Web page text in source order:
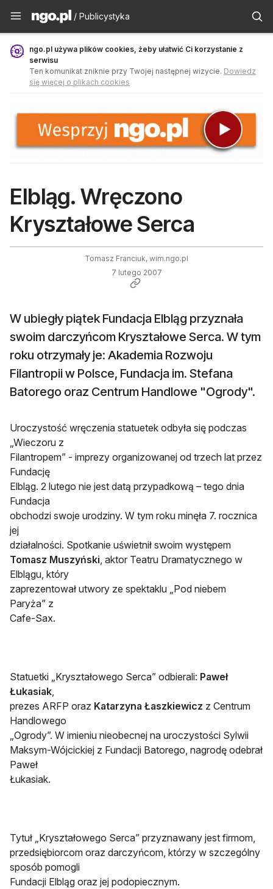
Publicystyka - ngo.pl
/ Publicystyka
ngo.pl używa plików cookies, żeby ułatwić Ci korzystanie z
serwisu
Ten komunikat zniknie przy Twojej następnej wizycie. Dowiedz
się więcej o plikach cookies
Elbląg. Wręczono
Kryształowe Serca
Tomasz Franciuk, wim.ngo.pl
7 lutego 2007
W ubiegły piątek Fundacja Elbląg przyznała
swoim darczyńcom Kryształowe Serca. W tym
roku otrzymały je: Akademia Rozwoju
Filantropii w Polsce, Fundacja im. Stefana
Batorego oraz Centrum Handlowe "Ogrody".
Uroczystość wręczenia statuetek odbyła się podczas
„Wieczoru z
Filantropem” - imprezy organizowanej od trzech lat przez
Fundację
Elbląg. 2 lutego nie jest datą przypadkową – tego dnia
Fundacja
obchodzi swoje urodziny. W tym roku minęła 7. rocznica
jej
działalności. Spotkanie uświetnił swoim występem
Tomasz Muszyński, aktor Teatru Dramatycznego w
Elblągu, który
zaprezentował utwory ze spektaklu „Pod niebem
Paryża” z
Cafe-Sax.
Statuetki „Kryształowego Serca” odbierali: Paweł
Łukasiak,
prezes ARFP oraz Katarzyna Łaszkiewicz z Centrum
Handlowego
„Ogrody”. W imieniu nieobecnej na uroczystości Sylwii
Maksym-Wójcickiej z Fundacji Batorego, nagrodę odebrał
Paweł
Łukasiak.
Tytuł „Kryształowego Serca” przyznawany jest firmom,
przedsiębiorcom oraz darczyńcom, którzy w szczególny
sposób pomogli
Fundacji Elbląg oraz jej podopiecznym.